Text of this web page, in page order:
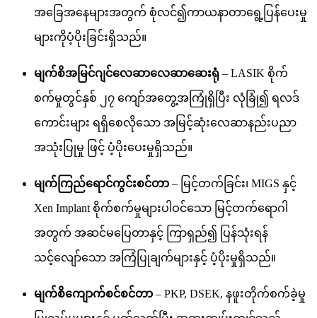
အခြေအနေများအတွက် စုံလင်၍ကာယနာတာရွေ့ပြန်ပေးမှု
များကိုပံ့ပိုးခြင်းရှိသည်။
မျက်စိအမြင်ဂျင်လေဆာလေဆာဆေးရုံ – LASIK စိုက်
စက်မှုတွင်နှစ် ၂၇ ကျော်အတွေ့အကြုံရှိပြီး လုံခြုံ၍ ရလဒ်
ကောင်းများ ရရှိစေလိုသော အမြင့်ဆုံးလေဆာနည်းပညာ
အသုံးပြုမှု ဖြင့် ပံ့ပိုးပေးမှုရှိသည်။
မျက်ကြည်ရောင်ကွင်းစင်တာ – မြင့်တက်ခြင်း၊ MIGS နှင့်
Xen Implant စိုက်စက်မှုများပါဝင်သော မြင့်တက်ရောဂါ
အတွက် အဆင်မပြေတာနှင့် ကြာရှည်၍ ပြန်သုံးရန်
သင့်လျော်သော အကြံပြုချက်များနှင့် ပံ့ပိုးမှုရှိသည်။
မျက်စိကျောက်စင်စင်တာ – PKP, DSEK, နဖူးတိုက်စက်ခဲ့မှု